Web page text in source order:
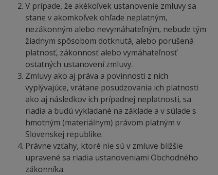
V prípade, že akékoľvek ustanovenie zmluvy sa
stane v akomkoľvek ohľade neplatným,
nezákonným alebo nevymáhateľným, nebude tým
žiadnym spôsobom dotknutá, alebo porušená
platnosť, zákonnosť alebo vymáhateľnosť
ostatných ustanovení zmluvy.
Zmluvy ako aj práva a povinnosti z nich
vyplývajúce, vrátane posudzovania ich platnosti
ako aj následkov ich prípadnej neplatnosti, sa
riadia a budú vykladané na základe a v súlade s
hmotným (materiálnym) právom platným v
Slovenskej republike.
Právne vzťahy, ktoré nie sú v zmluve bližšie
upravené sa riadia ustanoveniami Obchodného
zákonníka.